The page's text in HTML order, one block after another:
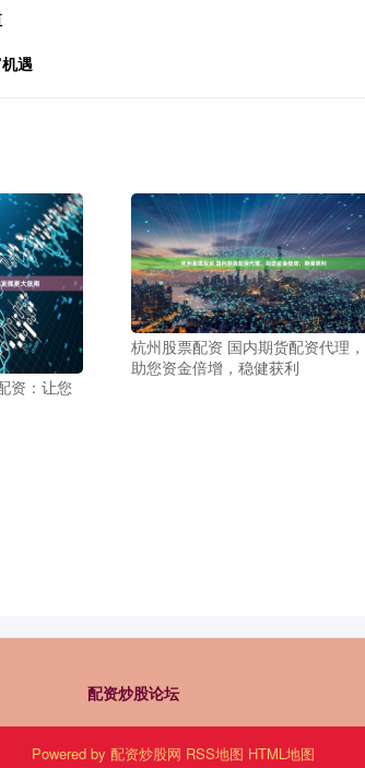
遇
资：让您
杭州股票配资 国内期货配资代理，
助您资金倍增，稳健获利
配资炒股论坛
Powered by 配资炒股网 RSS地图 HTML地图